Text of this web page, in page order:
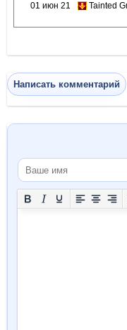
01 июн 21
Tainted
Написать комментарий